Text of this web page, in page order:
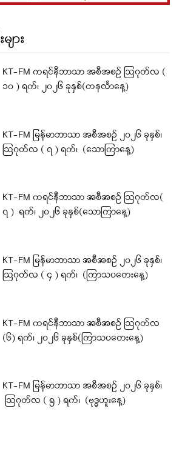
ား
KT-FM ကရင်နီဘာသာ အစီအစဉ် ဩဂုတ်လ (
၁၀ ) ရက်၊ ၂၀၂၆ ခုနှစ်(တနင်္လာနေ့)
KT-FM မြန်မာဘာသာ အစီအစဉ် ၂၀၂၆ ခုနှစ်၊
ဩဂုတ်လ ( ၇ ) ရက်၊ (သောကြာနေ့)
KT-FM ကရင်နီဘာသာ အစီအစဉ် ဩဂုတ်လ(
၇ ) ရက်၊ ၂၀၂၆ ခုနှစ်(သောကြာနေ့)
KT-FM မြန်မာဘာသာ အစီအစဉ် ၂၀၂၆ ခုနှစ်၊
ဩဂုတ်လ ( ၄ ) ရက်၊ (ကြာသပတေးနေ့)
KT-FM ကရင်နီဘာသာ အစီအစဉ် ဩဂုတ်လ
(၆) ရက်၊ ၂၀၂၆ ခုနှစ်(ကြာသပတေးနေ့)
KT-FM မြန်မာဘာသာ အစီအစဉ် ၂၀၂၆ ခုနှစ်၊
ဩဂုတ်လ ( ၅ ) ရက်၊ (ဗုဒ္ဓဟူးနေ့)